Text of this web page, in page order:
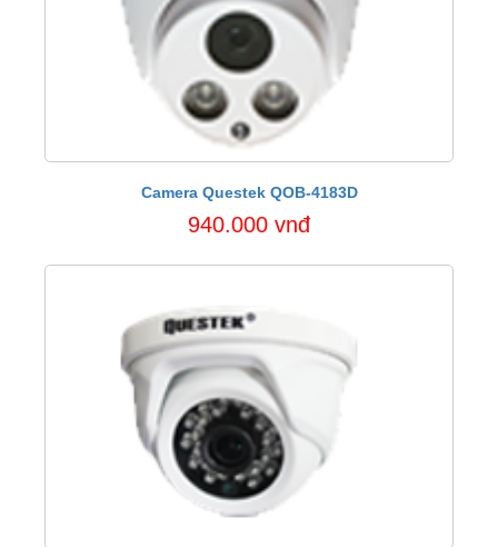
Camera Questek QOB-4183D
940.000 vnđ